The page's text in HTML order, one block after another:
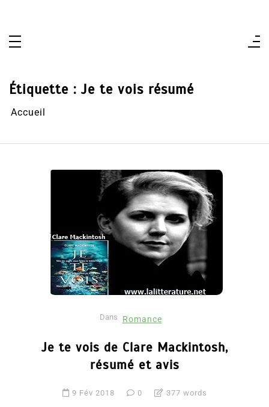
Étiquette : Je te vois résumé
Accueil
Dans Romance
Je te vois de Clare Mackintosh,
résumé et avis
9 Fév 2018 0 377 words